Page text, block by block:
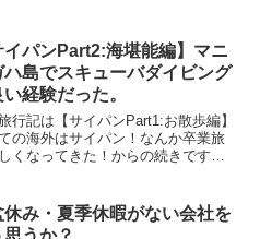
イパンPart2:海堪能編】マニ
ハ島でスキューバダイビング
経験だった。
行記は【サイパンPart1:お散歩編】
の海外はサイパン！なんか卒業旅
くなってきた！からの続きです。
イビング」です。朝からみんなウ
していま...
休み・夏季休暇がない会社を